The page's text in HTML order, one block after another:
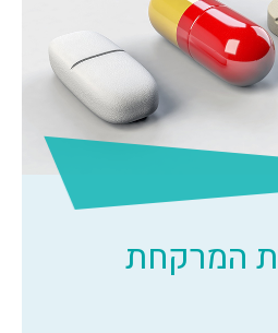
המרקחת